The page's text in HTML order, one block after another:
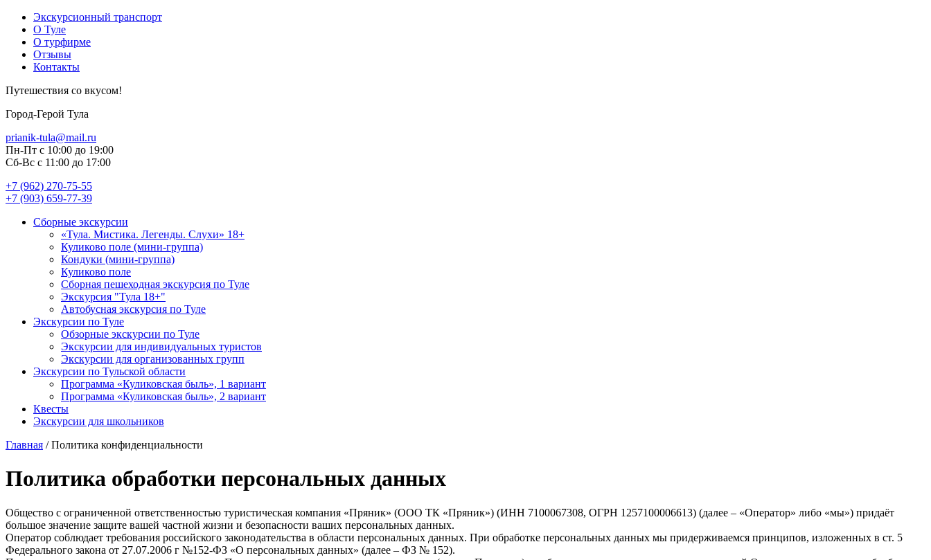
Экскурсионный транспорт
О Туле
О турфирме
Отзывы
Контакты
Путешествия со вкусом!
Город-Герой Тула
prianik-tula@mail.ru
Пн-Пт с 10:00 до 19:00
Сб-Вс с 11:00 до 17:00
+7 (962) 270-75-55
+7 (903) 659-77-39
Сборные экскурсии
«Тула. Мистика. Легенды. Слухи» 18+
Куликово поле (мини-группа)
Кондуки (мини-группа)
Куликово поле
Сборная пешеходная экскурсия по Туле
Экскурсия "Тула 18+"
Автобусная экскурсия по Туле
Экскурсии по Туле
Обзорные экскурсии по Туле
Экскурсии для индивидуальных туристов
Экскурсии для организованных групп
Экскурсии по Тульской области
Программа «Куликовская быль», 1 вариант
Программа «Куликовская быль», 2 вариант
Квесты
Экскурсии для школьников
Главная / Политика конфиденциальности
Политика обработки персональных данных
Общество с ограниченной ответственностью туристическая компания «Пряник» (ООО ТК «Пряник») (ИНН 7100067308, ОГРН 1257100006613) (далее – «Оператор» либо «мы») придаёт
большое значение защите вашей частной жизни и безопасности ваших персональных данных.
Оператор соблюдает требования российского законодательства в области персональных данных. При обработке персональных данных мы придерживаемся принципов, изложенных в ст. 5
Федерального закона от 27.07.2006 г №152-ФЗ «О персональных данных» (далее – ФЗ № 152).